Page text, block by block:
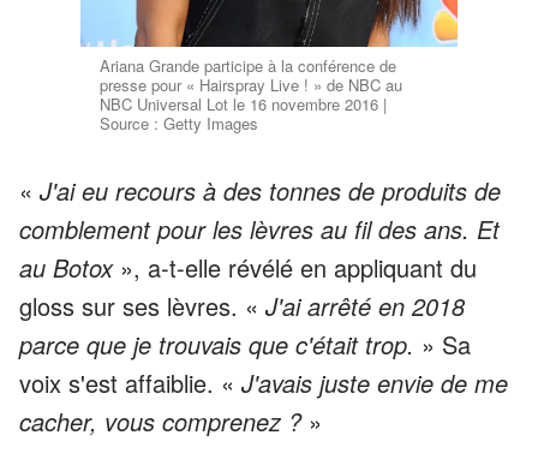
Ariana Grande participe à la conférence de
presse pour « Hairspray Live ! » de NBC au
NBC Universal Lot le 16 novembre 2016 |
Source : Getty Images
« J'ai eu recours à des tonnes de produits de
comblement pour les lèvres au fil des ans. Et
au Botox», a-t-elle révélé en appliquant du
gloss sur ses lèvres. « J'ai arrêté en 2018
parce que je trouvais que c'était trop. » Sa
voix s'est affaiblie. « J'avais juste envie de me
cacher, vous comprenez ?»